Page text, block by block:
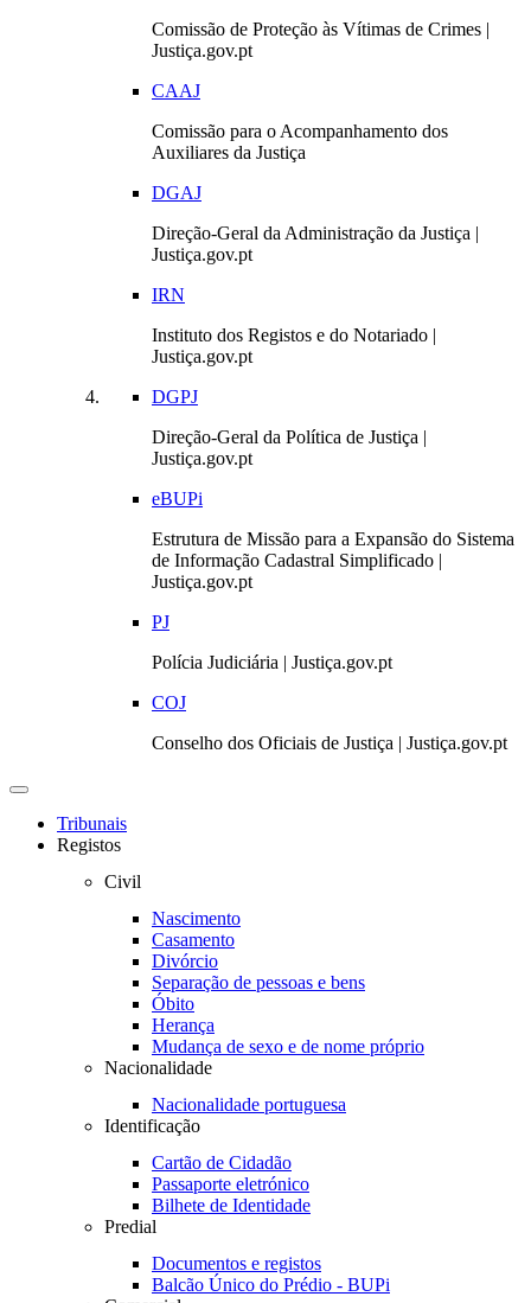
Comissão de Proteção às Vítimas de Crimes |
Justiça.gov.pt
CAAJ
Comissão para o Acompanhamento dos
Auxiliares da Justiça
DGAJ
Direção-Geral da Administração da Justiça |
Justiça.gov.pt
IRN
Instituto dos Registos e do Notariado |
Justiça.gov.pt
DGPJ
Direção-Geral da Política de Justiça |
Justiça.gov.pt
eBUPi
Estrutura de Missão para a Expansão do Sistema
de Informação Cadastral Simplificado |
Justiça.gov.pt
PJ
Polícia Judiciária | Justiça.gov.pt
COJ
Conselho dos Oficiais de Justiça | Justiça.gov.pt
Toggle
navigationTribunais
Registos
Civil
Nascimento
Casamento
Divórcio
Separação de pessoas e bens
Óbito
Herança
Mudança de sexo e de nome próprio
Nacionalidade
Nacionalidade portuguesa
Identificação
Cartão de Cidadão
Passaporte eletrónico
Bilhete de Identidade
Predial
Documentos e registos
Balcão Único do Prédio - BUPi